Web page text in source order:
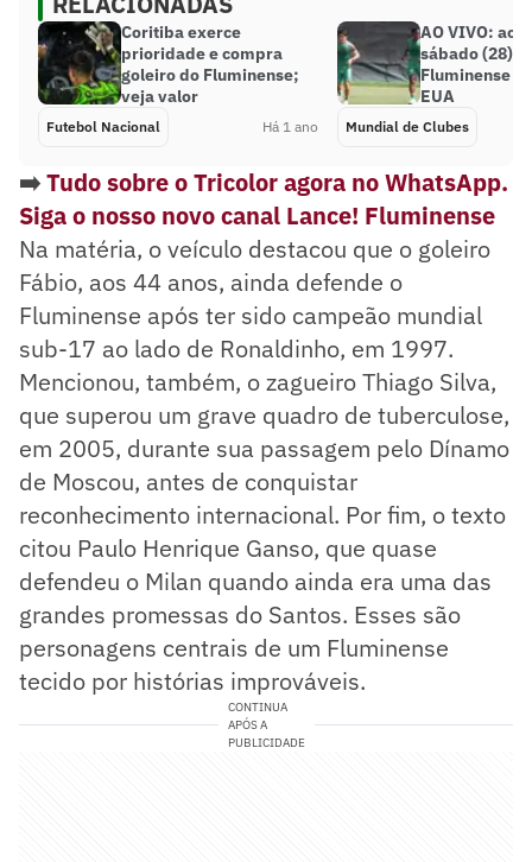
Coritiba exerce
prioridade e compra
goleiro do Fluminense;
veja valor
Futebol Nacional Há 1 ano
AO VIVO:
sábado (28)
Fluminense
EUA
Mundial de Clubes
➡️Tudo sobre o Tricolor agora no WhatsApp.
Siga o nosso novo canal Lance! Fluminense
Na matéria, o veículo destacou que o goleiro
Fábio, aos 44 anos, ainda defende o
Fluminense após ter sido campeão mundial
sub-17 ao lado de Ronaldinho, em 1997.
Mencionou, também, o zagueiro Thiago Silva,
que superou um grave quadro de tuberculose,
em 2005, durante sua passagem pelo Dínamo
de Moscou, antes de conquistar
reconhecimento internacional. Por fim, o texto
citou Paulo Henrique Ganso, que quase
defendeu o Milan quando ainda era uma das
grandes promessas do Santos. Esses são
personagens centrais de um Fluminense
tecido por histórias improváveis.
CONTINUA
APÓS A
PUBLICIDADE